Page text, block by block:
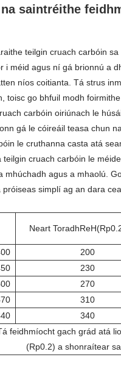
saintréithe
teilgin cruach carbóin
i méid agus ní gá brionnú a
níos coitianta. Tá strus
toisc go bhfuil modh
carbóin oiriúnach le
gá le cóireáil teasa chun
le cruthanna casta atá
teilgin cruach carbóin le
mhúchadh agus a mhaolú.
próiseas simplí ag an dara
Neart
200
230
270
310
340
feidhmíocht gach grád atá
(Rp0.2) a shonraítear